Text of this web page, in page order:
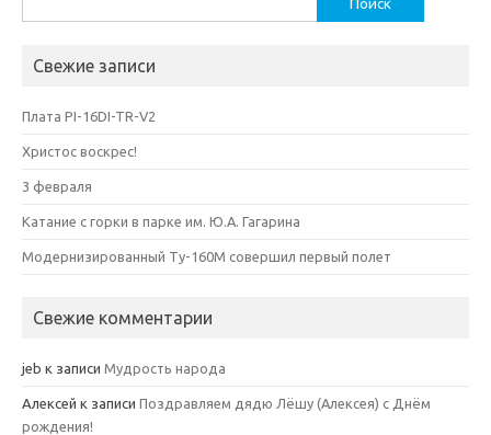
Свежие записи
Плата PI-16DI-TR-V2
Христос воскрес!
3 февраля
Катание с горки в парке им. Ю.А. Гагарина
Модернизированный Ту-160М совершил первый полет
Свежие комментарии
jeb к записи Мудрость народа
Алексей к записи Поздравляем дядю Лёшу (Алексея) с Днём
рождения!